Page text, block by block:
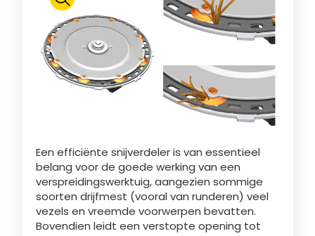
FAN SHOP
JOBS
Polski
Brochure downladen
Dansk
Română
Een efficiënte snijverdeler is van essentieel
belang voor de goede werking van een
verspreidingswerktuig, aangezien sommige
soorten drijfmest (vooral van runderen) veel
vezels en vreemde voorwerpen bevatten.
Bovendien leidt een verstopte opening tot